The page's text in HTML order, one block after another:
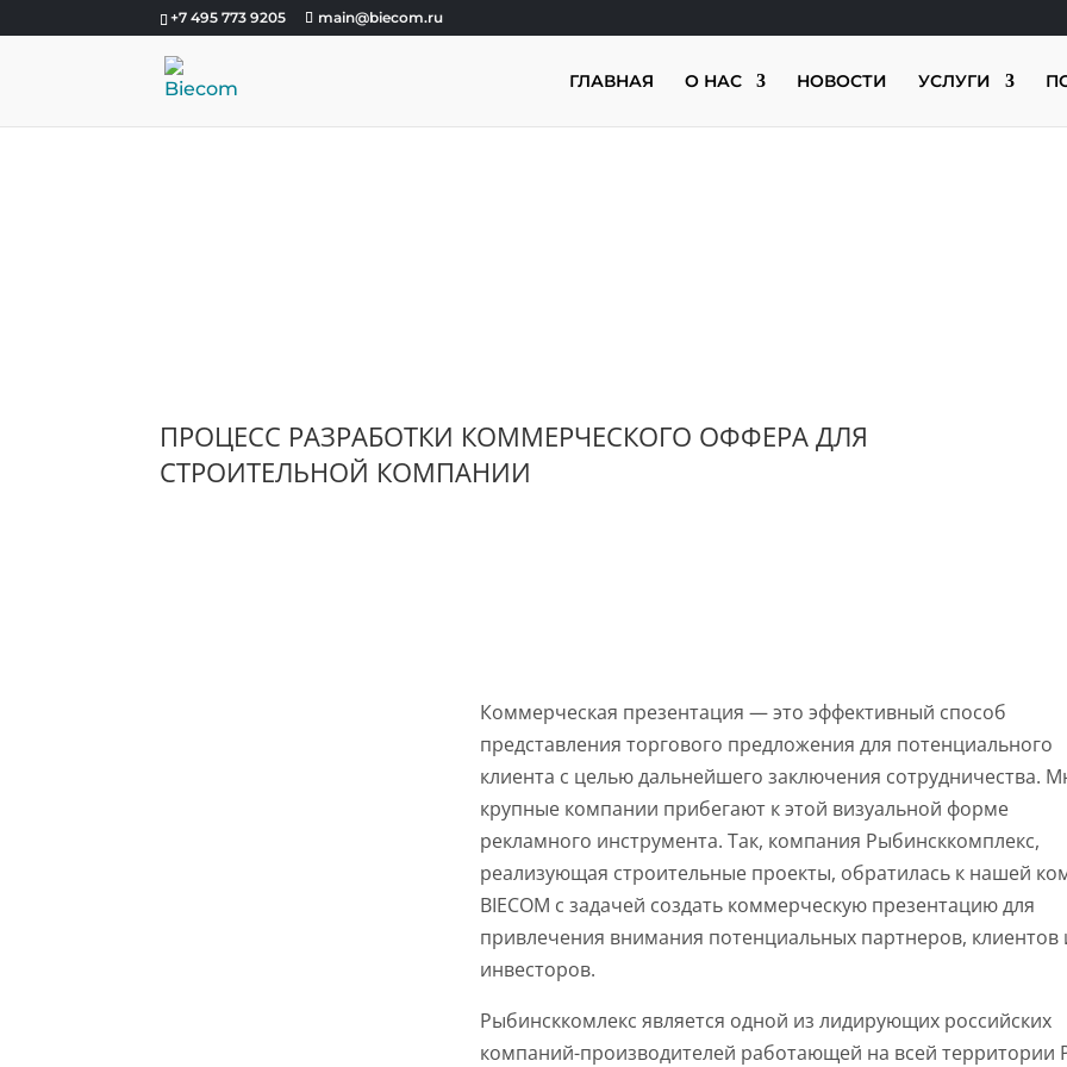
+7 495 773 9205 main@biecom.ru
ГЛАВНАЯ О НАС НОВОСТИ УСЛУГИ
ПРОЦЕСС РАЗРАБОТКИ КОММЕРЧЕСКОГО ОФФЕРА ДЛЯ
СТРОИТЕЛЬНОЙ КОМПАНИИ
Коммерческая презентация — это эффективный способ
представления торгового предложения для потенциального
клиента с целью дальнейшего заключения сотрудничества.
крупные компании прибегают к этой визуальной форме
рекламного инструмента. Так, компания Рыбинсккомплекс,
реализующая строительные проекты, обратилась к нашей
BIECOM с задачей создать коммерческую презентацию для
привлечения внимания потенциальных партнеров, клиентов
инвесторов.
Рыбинсккомлекс является одной из лидирующих российских
компаний-производителей работающей на всей территории